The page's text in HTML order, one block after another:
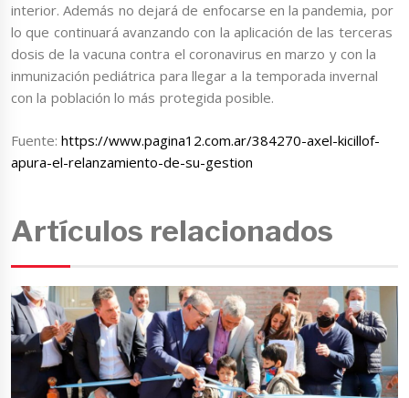
interior. Además no dejará de enfocarse en la pandemia, por
lo que continuará avanzando con la aplicación de las terceras
dosis de la vacuna contra el coronavirus en marzo y con la
inmunización pediátrica para llegar a la temporada invernal
con la población lo más protegida posible.
Fuente:https://www.pagina12.com.ar/384270-axel-kicillof-
apura-el-relanzamiento-de-su-gestion
Artículos relacionados